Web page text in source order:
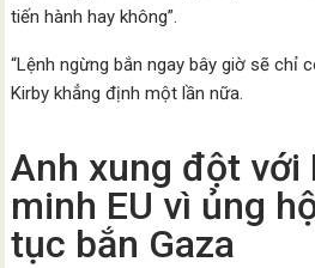
tiến hành hay không”.
“Lệnh ngừng bắn ngay bây giờ sẽ chỉ
Kirby khẳng định một lần nữa.
Anh xung đột với
minh EU vì ủng
tục bắn Gaza